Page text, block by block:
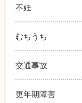
不妊
むちうち
交通事故
更年期障害